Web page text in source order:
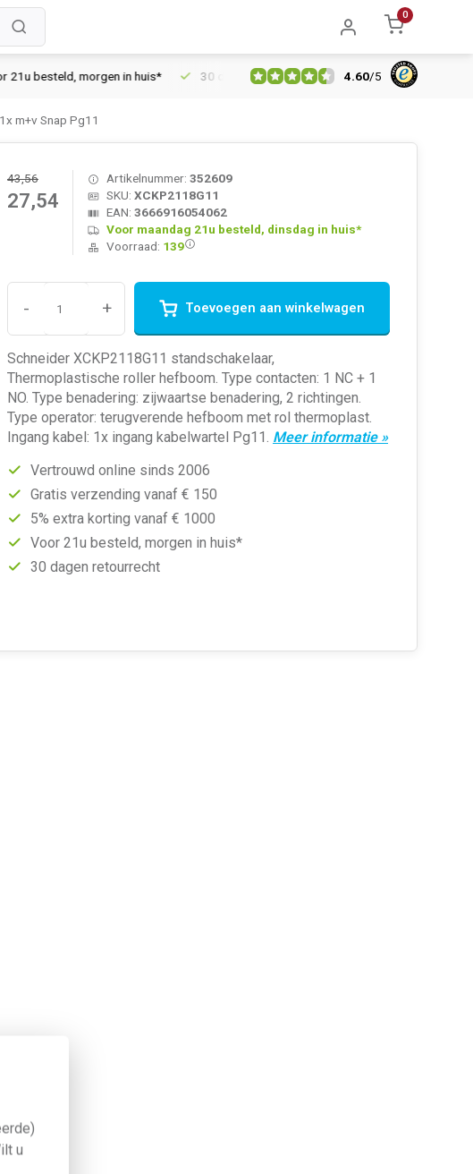
u
0
besteld, morgen in huis* 30 dagen retourrecht Vertrouwd online sinds
4.60/5
m+v Snap Pg11
43,56
27,54
Artikelnummer: 352609
SKU: XCKP2118G11
EAN: 3666916054062
Voor maandag 21u besteld, dinsdag in huis*
Voorraad: 139
- + Toevoegen aan winkelwagen
Schneider XCKP2118G11 standschakelaar,
Thermoplastische roller hefboom. Type contacten: 1 NC + 1
NO. Type benadering: zijwaartse benadering, 2 richtingen.
Type operator: terugverende hefboom met rol thermoplast.
Ingang kabel: 1x ingang kabelwartel Pg11. Meer informatie »
Vertrouwd online sinds 2006
Gratis verzending vanaf € 150
5% extra korting vanaf € 1000
Voor 21u besteld, morgen in huis*
30 dagen retourrecht